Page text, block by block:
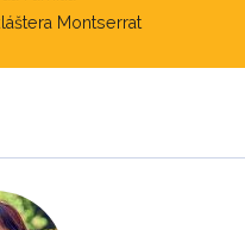
Montserrat